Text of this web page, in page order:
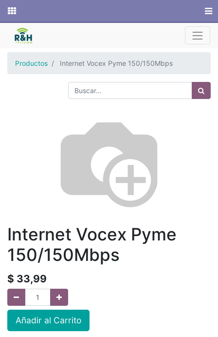
Productos Internet Vocex Pyme 150/150Mbps
Internet Vocex Pyme
150/150Mbps
$ 33,99
Añadir al Carrito